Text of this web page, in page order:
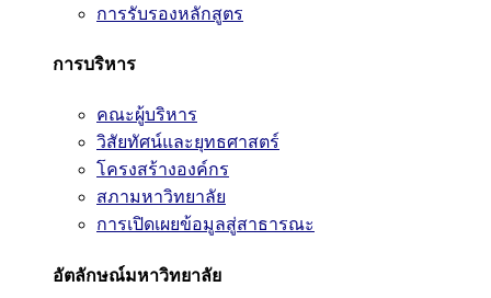
การรับรองหลักสูตร
การบริหาร
คณะผู้บริหาร
วิสัยทัศน์และยุทธศาสตร์
โครงสร้างองค์กร
สภามหาวิทยาลัย
การเปิดเผยข้อมูลสู่สาธารณะ
อัตลักษณ์มหาวิทยาลัย